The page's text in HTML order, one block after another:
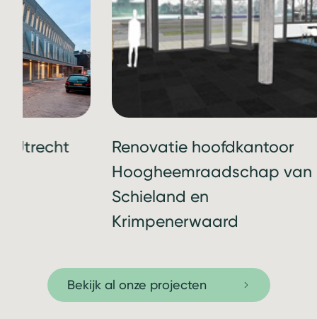
Utrecht
Renovatie hoofdkantoor
Hoogheemraadschap van
Schieland en
Krimpenerwaard
Bekijk al onze projecten